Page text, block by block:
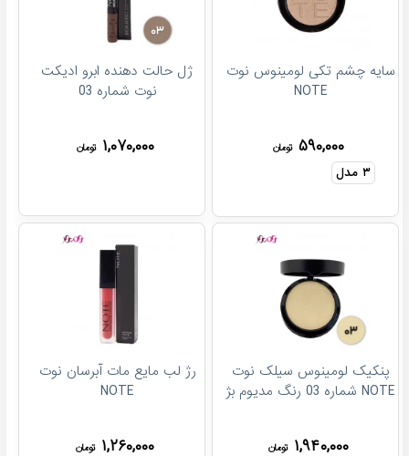
سایه چشم تکی لومینوس نوت
NOTE
۵۹۰,۰۰۰ تومان
۳ مدل
ژل حالت دهنده ابرو ادیکت
نوت شماره 03
۱,۰۷۰,۰۰۰ تومان
پنکیک لومینوس سیلک نوت
NOTE شماره 03 رنگ مدیوم بژ
۱,۹۴۰,۰۰۰ تومان
رژ لب مایع مات آبرسان نوت
NOTE
۱,۲۶۰,۰۰۰ تومان